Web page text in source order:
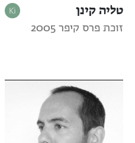
טליה קינן
זוכת פרס קיפר 2005